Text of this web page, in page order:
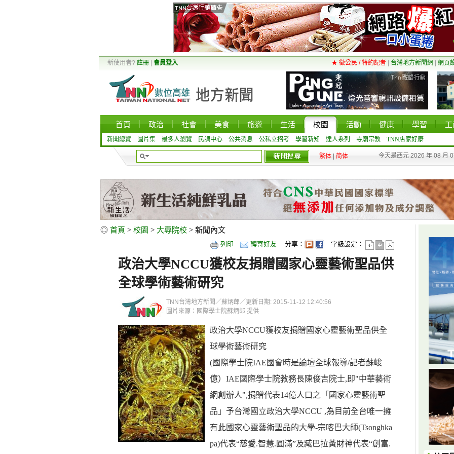
新使用者? 註冊 會員登入 ★ 徵公民 / 特約記者 台灣地方新聞網 網頁
首頁 政治 社會 美食 旅遊 生活 校園 活動 健康 學習 工
新聞總覽 圖片集 最多人瀏覽 民調中心 公共消息 公私立招考 學習新知 達人系列 寺廟宗教 TNN店家好康
繁体 简体 今天是西元 2026 年 08 月
◎ 首頁 > 校園 > 大專院校 > 新聞內文
列印 轉寄好友 分享： 字級設定：
政治大學NCCU獲校友捐贈國家心靈藝術聖品供
全球學術藝術研究
TNN台灣地方新聞／蘇炳郎／更新日期: 2015-11-12 12:40:56
圖片來源：國際學士院蘇炳郎 提供
政治大學NCCU獲校友捐贈國家心靈藝術聖品供全
球學術藝術研究
(國際學士院IAE國會時是論壇全球報導/記者蘇峻
億）IAE國際學士院教務長陳俊吉院士,即"中華藝術
網創辦人",捐贈代表14億人口之「國家心靈藝術聖
品」予台灣國立政治大學NCCU ,為目前全台唯一擁
有此國家心靈藝術聖品的大學-宗喀巴大師(Tsonghka
pa)代表“慈愛.智慧.圓滿”及臧巴拉黃財神代表“創富.